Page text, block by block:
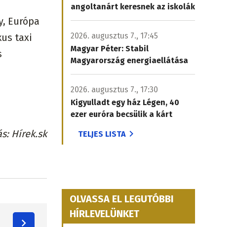
Európa
taxi
Hírek.sk
angoltanárt keresnek az iskolák
2026. augusztus 7., 17:45
Magyar Péter: Stabil
Magyarország energiaellátása
2026. augusztus 7., 17:30
Kigyulladt egy ház Légen, 40
ezer euróra becsülik a kárt
TELJES LISTA
OLVASSA EL LEGUTÓBBI
HÍRLEVELÜNKET